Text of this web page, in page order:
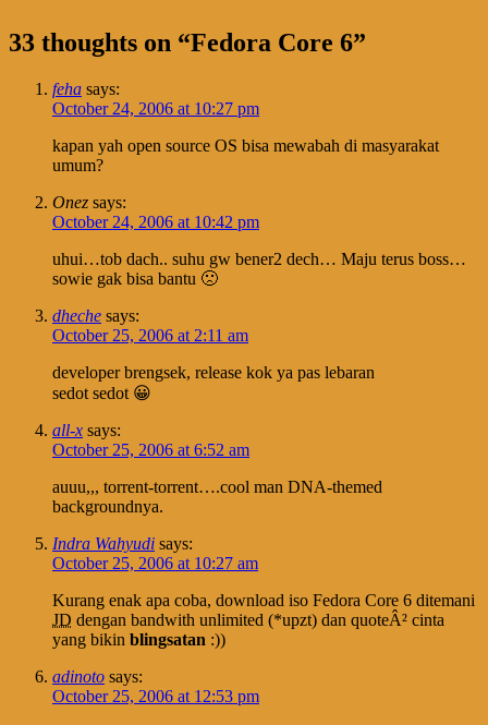
33 thoughts on “Fedora Core 6”
feha says:
October 24, 2006 at 10:27 pm
kapan yah open source OS bisa mewabah di masyarakat
umum?
Onez says:
October 24, 2006 at 10:42 pm
uhui…tob dach.. suhu gw bener2 dech… Maju terus boss…
sowie gak bisa bantu 🙁
dheche says:
October 25, 2006 at 2:11 am
developer brengsek, release kok ya pas lebaran
sedot sedot 😀
all-x says:
October 25, 2006 at 6:52 am
auuu,,, torrent-torrent….cool man DNA-themed
backgroundnya.
Indra Wahyudi says:
October 25, 2006 at 10:27 am
Kurang enak apa coba, download iso Fedora Core 6 ditemani
JD dengan bandwith unlimited (*upzt) dan quoteÂ² cinta
yang bikin blingsatan :))
adinoto says:
October 25, 2006 at 12:53 pm